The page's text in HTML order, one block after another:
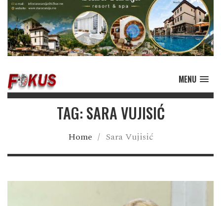
MENU
TAG: SARA VUJISIĆ
Home / Sara Vujisić